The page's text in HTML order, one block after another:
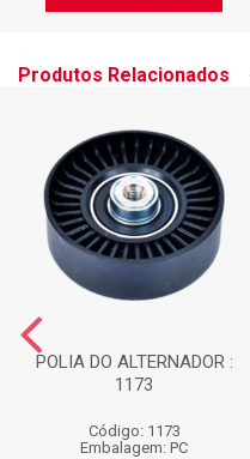
Produtos Relacionados
POLIA DO ALTERNADOR :
1173
Código: 1173
Embalagem: PC